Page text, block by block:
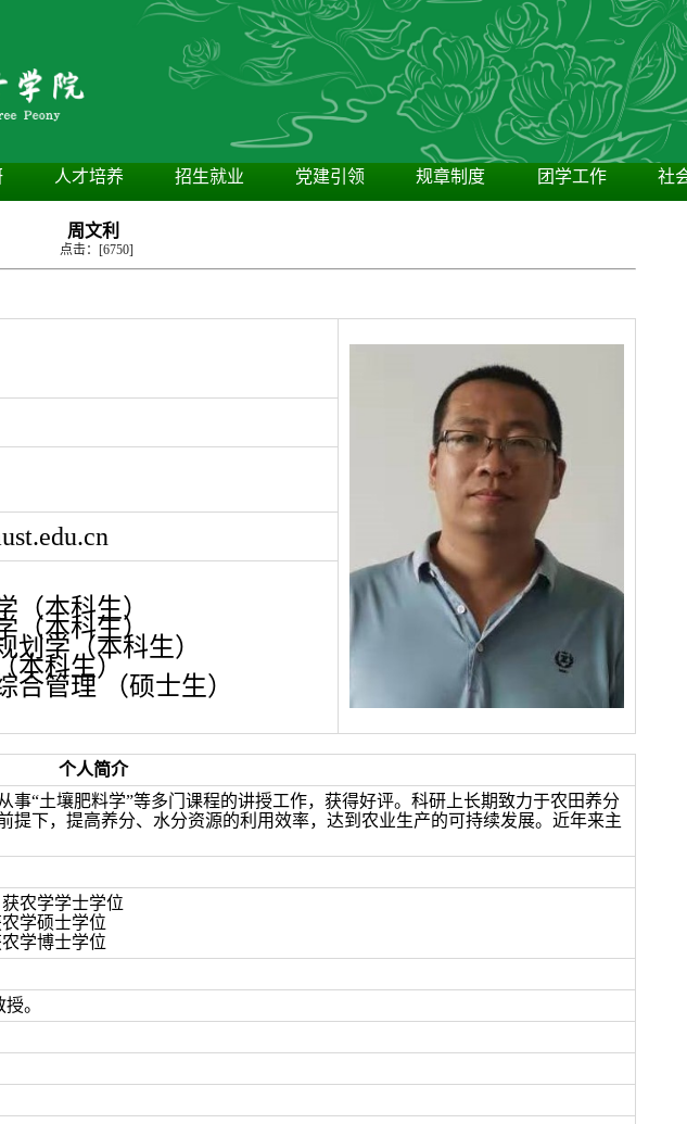
人才培养 招生就业 党建引领 规章制度 团学工作 社
周文利
点击：[6750]
（本科生）
（本科生）
划学（本科生）
本科生）
合管理 （硕士生）
个人简介
“土壤肥料学”等多门课程的讲授工作，获得好评。科研上长期致力于农田养分
提下，提高养分、水分资源的利用效率，达到农业生产的可持续发展。近年来主
农学学士学位
学硕士学位
学博士学位
。